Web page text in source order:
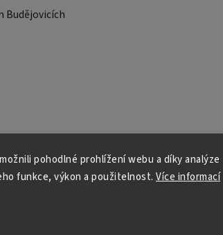
pohodlné prohlížení webu a díky analýze
funkce, výkon a použitelnost. Více informací
Budějovicích